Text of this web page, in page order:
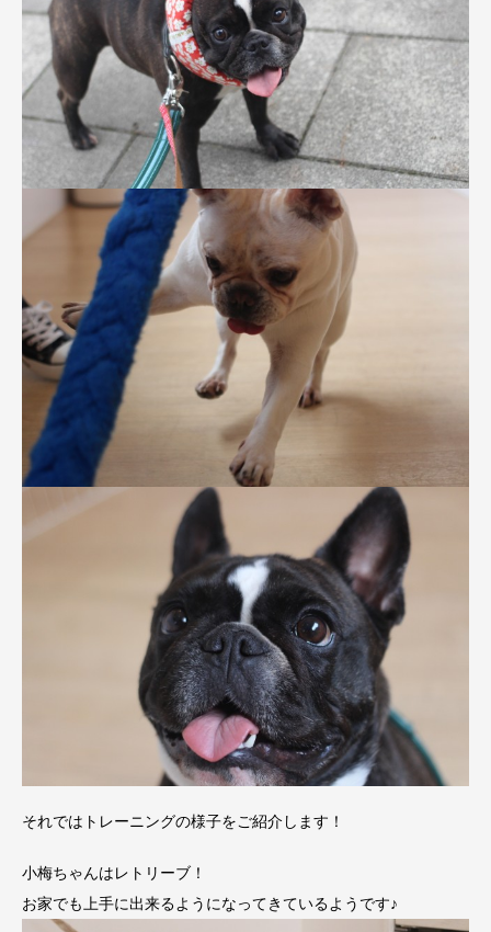
それではトレーニングの様子をご紹介します！
小梅ちゃんはレトリーブ！
お家でも上手に出来るようになってきているようです♪